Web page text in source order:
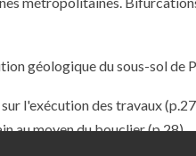
géologique du sous-sol de
l'exécution des travaux
au moyen du bouclier(p.28)